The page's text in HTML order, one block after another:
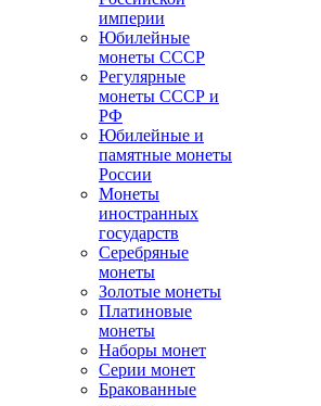
империи
Юбилейные
монеты СССР
Регулярные
монеты СССР и
РФ
Юбилейные и
памятные монеты
России
Монеты
иностранных
государств
Серебряные
монеты
Золотые монеты
Платиновые
монеты
Наборы монет
Серии монет
Бракованные